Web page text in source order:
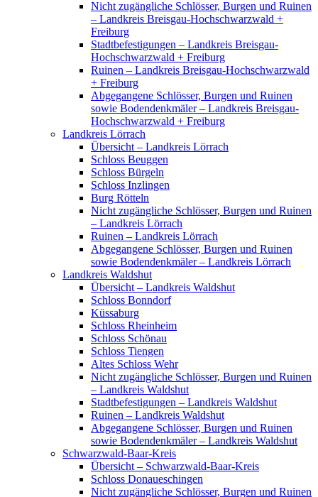
Nicht zugängliche Schlösser, Burgen und Ruinen
– Landkreis Breisgau-Hochschwarzwald +
Freiburg
Stadtbefestigungen – Landkreis Breisgau-
Hochschwarzwald + Freiburg
Ruinen – Landkreis Breisgau-Hochschwarzwald
+ Freiburg
Abgegangene Schlösser, Burgen und Ruinen
sowie Bodendenkmäler – Landkreis Breisgau-
Hochschwarzwald + Freiburg
Landkreis Lörrach
Übersicht – Landkreis Lörrach
Schloss Beuggen
Schloss Bürgeln
Schloss Inzlingen
Burg Rötteln
Nicht zugängliche Schlösser, Burgen und Ruinen
– Landkreis Lörrach
Ruinen – Landkreis Lörrach
Abgegangene Schlösser, Burgen und Ruinen
sowie Bodendenkmäler – Landkreis Lörrach
Landkreis Waldshut
Übersicht – Landkreis Waldshut
Schloss Bonndorf
Küssaburg
Schloss Rheinheim
Schloss Schönau
Schloss Tiengen
Altes Schloss Wehr
Nicht zugängliche Schlösser, Burgen und Ruinen
– Landkreis Waldshut
Stadtbefestigungen – Landkreis Waldshut
Ruinen – Landkreis Waldshut
Abgegangene Schlösser, Burgen und Ruinen
sowie Bodendenkmäler – Landkreis Waldshut
Schwarzwald-Baar-Kreis
Übersicht – Schwarzwald-Baar-Kreis
Schloss Donaueschingen
Nicht zugängliche Schlösser, Burgen und Ruinen